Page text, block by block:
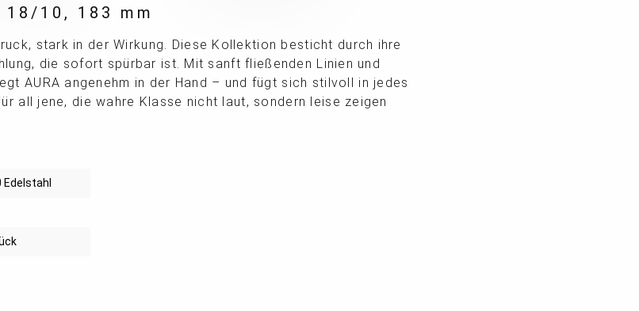
10, 183 mm
stark in der Wirkung. Diese Kollektion besticht durch ihre
die sofort spürbar ist. Mit sanft fließenden Linien und
AURA angenehm in der Hand – und fügt sich stilvoll in jedes
all jene, die wahre Klasse nicht laut, sondern leise zeigen
Edelstahl